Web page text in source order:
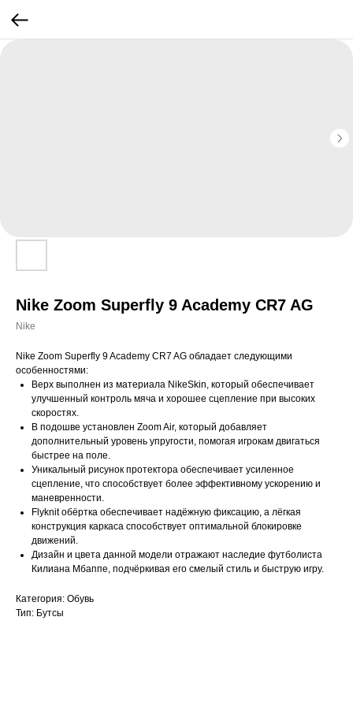
Nike Zoom Superfly 9 Academy CR7 AG
Nike
Nike Zoom Superfly 9 Academy CR7 AG обладает следующими
особенностями:
Верх выполнен из материала NikeSkin, который обеспечивает
улучшенный контроль мяча и хорошее сцепление при высоких
скоростях.
В подошве установлен Zoom Air, который добавляет
дополнительный уровень упругости, помогая игрокам двигаться
быстрее на поле.
Уникальный рисунок протектора обеспечивает усиленное
сцепление, что способствует более эффективному ускорению и
маневренности.
Flyknit обёртка обеспечивает надёжную фиксацию, а лёгкая
конструкция каркаса способствует оптимальной блокировке
движений.
Дизайн и цвета данной модели отражают наследие футболиста
Килиана Мбаппе, подчёркивая его смелый стиль и быструю игру.
Категория: Обувь
Тип: Бутсы